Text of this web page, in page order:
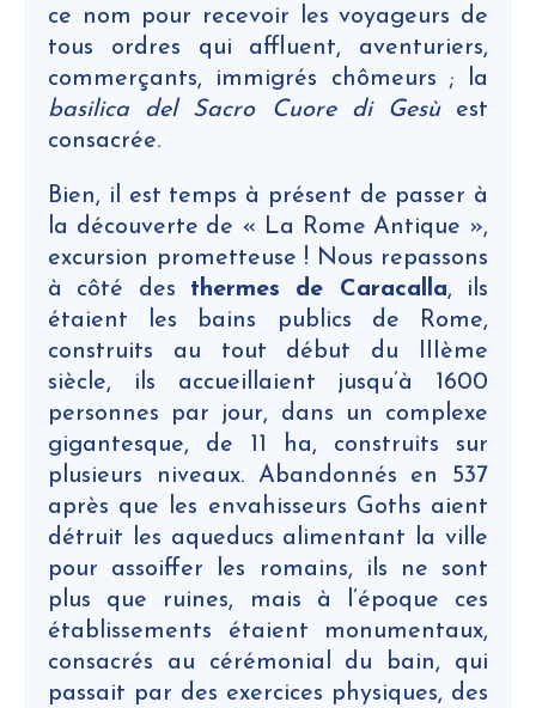
ce nom pour recevoir les voyageurs de
tous ordres qui affluent, aventuriers,
commerçants, immigrés chômeurs ; la
basilica del Sacro Cuore di Gesùest
consacrée.
Bien, il est temps à présent de passer à
la découverte de « La Rome Antique »,
excursion prometteuse ! Nous repassons
à côté des thermes de Caracalla, ils
étaient les bains publics de Rome,
construits au tout début du IIIème
siècle, ils accueillaient jusqu’à 1600
personnes par jour, dans un complexe
gigantesque, de 11 ha, construits sur
plusieurs niveaux. Abandonnés en 537
après que les envahisseurs Goths aient
détruit les aqueducs alimentant la ville
pour assoiffer les romains, ils ne sont
plus que ruines, mais à l’époque ces
établissements étaient monumentaux,
consacrés au cérémonial du bain, qui
passait par des exercices physiques, des